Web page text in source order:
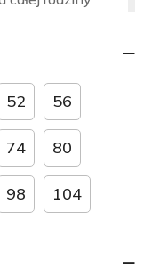
rodzeństwa
Boże Narodzenie
chrzest
dzień babci i
Halloween
52 56
74 80
98 104